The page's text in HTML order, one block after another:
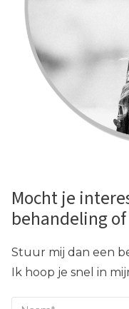
Mocht je
behandeling
Stuur mij dan een
Ik hoop je snel in